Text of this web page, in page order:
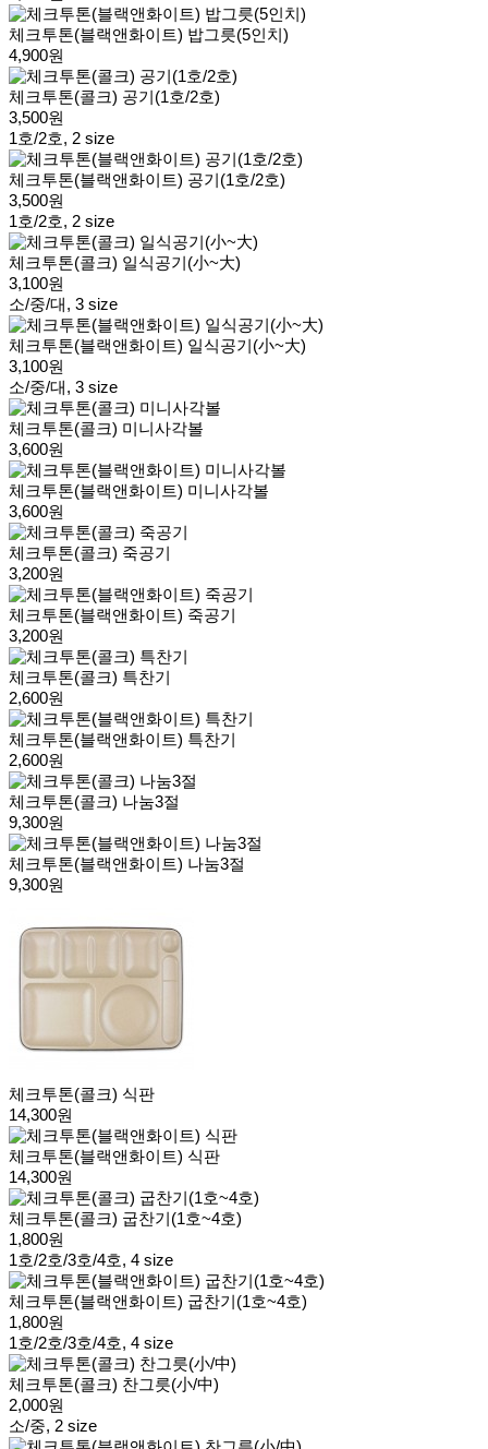
체크투톤(블랙앤화이트) 밥그릇(5인치)
4,900원
체크투톤(콜크) 공기(1호/2호)
3,500원
1호/2호, 2 size
체크투톤(블랙앤화이트) 공기(1호/2호)
3,500원
1호/2호, 2 size
체크투톤(콜크) 일식공기(小~大)
3,100원
소/중/대, 3 size
체크투톤(블랙앤화이트) 일식공기(小~大)
3,100원
소/중/대, 3 size
체크투톤(콜크) 미니사각볼
3,600원
체크투톤(블랙앤화이트) 미니사각볼
3,600원
체크투톤(콜크) 죽공기
3,200원
체크투톤(블랙앤화이트) 죽공기
3,200원
체크투톤(콜크) 특찬기
2,600원
체크투톤(블랙앤화이트) 특찬기
2,600원
체크투톤(콜크) 나눔3절
9,300원
체크투톤(블랙앤화이트) 나눔3절
9,300원
체크투톤(콜크) 식판
14,300원
체크투톤(블랙앤화이트) 식판
14,300원
체크투톤(콜크) 굽찬기(1호~4호)
1,800원
1호/2호/3호/4호, 4 size
체크투톤(블랙앤화이트) 굽찬기(1호~4호)
1,800원
1호/2호/3호/4호, 4 size
체크투톤(콜크) 찬그릇(小/中)
2,000원
소/중, 2 size